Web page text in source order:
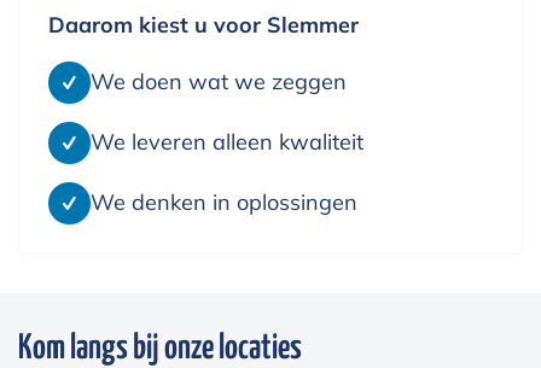
Daarom kiest u voor Slemmer
We doen wat we zeggen
We leveren alleen kwaliteit
We denken in oplossingen
Kom langs bij onze locaties